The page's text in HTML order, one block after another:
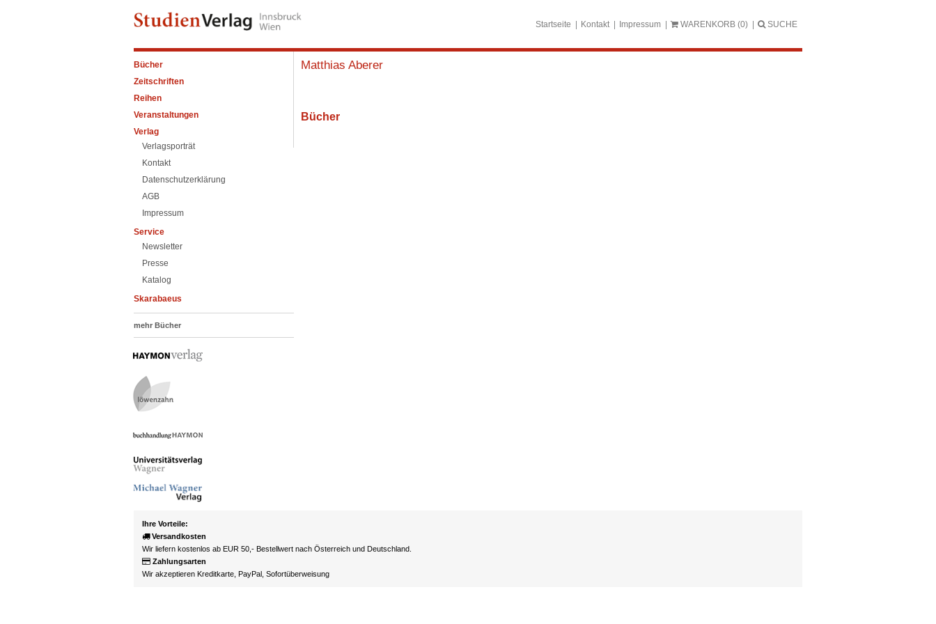
Startseite Kontakt Impressum WARENKORB (0) SUCHE
Bücher
Zeitschriften
Reihen
Veranstaltungen
Verlag
Verlagsporträt
Kontakt
Datenschutzerklärung
AGB
Impressum
Service
Newsletter
Presse
Katalog
Skarabaeus
mehr Bücher
Matthias Aberer
Bücher
Ihre Vorteile:
Versandkosten
Wir liefern kostenlos ab EUR 50,- Bestellwert nach Österreich und Deutschland.
Zahlungsarten
Wir akzeptieren Kreditkarte, PayPal, Sofortüberweisung